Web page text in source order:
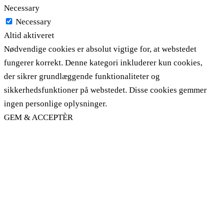
Necessary
Necessary
Altid aktiveret
Nødvendige cookies er absolut vigtige for, at webstedet
fungerer korrekt. Denne kategori inkluderer kun cookies,
der sikrer grundlæggende funktionaliteter og
sikkerhedsfunktioner på webstedet. Disse cookies gemmer
ingen personlige oplysninger.
GEM & ACCEPTÈR